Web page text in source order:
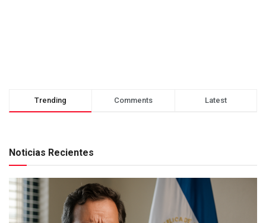
Trending Comments Latest
Noticias Recientes